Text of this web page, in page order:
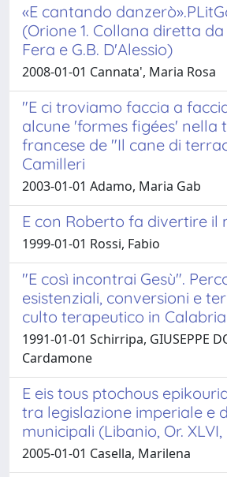
«E cantando
(Orione 1. Collana diretta
Fera e G.B. D'Alessio)
2008-01-01 Cannata', Maria Rosa
"E ci troviamo faccia a
alcune 'formes figées' nella
francese de "Il cane di
Camilleri
2003-01-01 Adamo, Maria Gab
E con Roberto fa divertire il
1999-01-01 Rossi, Fabio
"E così incontrai Gesù".
esistenziali, conversioni e
culto terapeutico in Calabria
1991-01-01 Schirripa, GIUSEPPE
Cardamone
E eis tous ptochous
tra legislazione imperiale e
municipali (Libanio, Or. XLVI,
2005-01-01 Casella, Marilena